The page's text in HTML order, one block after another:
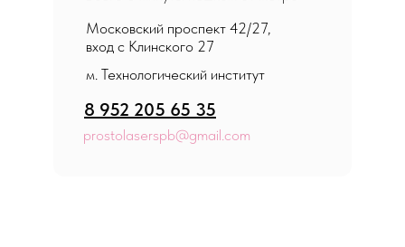
м. Технологический институт
Московский проспект 42/27,
вход с Клинского 27
8 952 205 65 35
prostolaserspb@gmail.com